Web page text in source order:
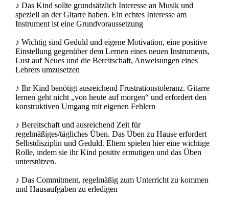
♪ Das Kind sollte grundsätzlich Interesse an Musik und
speziell an der Gitarre haben. Ein echtes Interesse am
Instrument ist eine Grundvoraussetzung
♪ Wichtig sind Geduld und eigene Motivation, eine positive
Einstellung gegenüber dem Lernen eines neuen Instruments,
Lust auf Neues und die Bereitschaft, Anweisungen eines
Lehrers umzusetzen
♪ Ihr Kind benötigt ausreichend Frustrationstoleranz. Gitarre
lernen geht nicht „von heute auf morgen“ und erfordert den
konstruktiven Umgang mit eigenen Fehlern
♪ Bereitschaft und ausreichend Zeit für
regelmäßiges/tägliches Üben. Das Üben zu Hause erfordert
Selbstdisziplin und Geduld. Eltern spielen hier eine wichtige
Rolle, indem sie ihr Kind positiv ermutigen und das Üben
unterstützen.
♪ Das Commitment, regelmäßig zum Unterricht zu kommen
und Hausaufgaben zu erledigen